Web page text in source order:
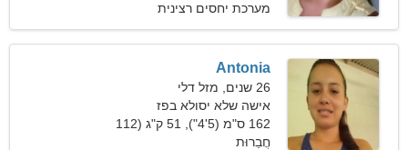
מערכת יחסים רצינית
Antonia
26 שנים, מזל דלי
אישה שלא יסולא בפז
שמחפשת זוגיות מתמשכת162 ס"מ (5'4"), 51 ק"ג (112
פאונד)
חֲבֵרוּת